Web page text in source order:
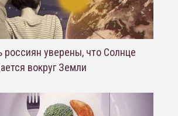
россиян уверены, что Солнце
вокруг Земли